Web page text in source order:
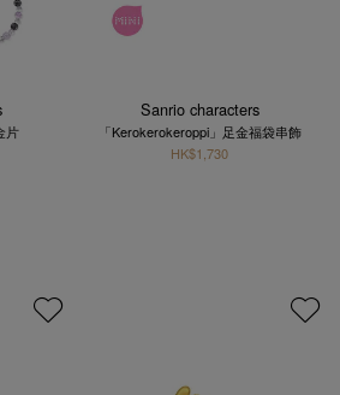
片
Sanrio characters
「Kerokerokeroppi」足金福袋串飾
HK$1,730